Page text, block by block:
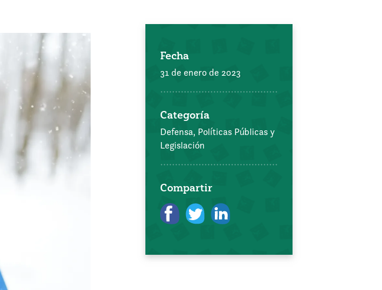
Fecha
31 de enero de 2023
Categoría
Defensa, Políticas Públicas y
Legislación
Compartir